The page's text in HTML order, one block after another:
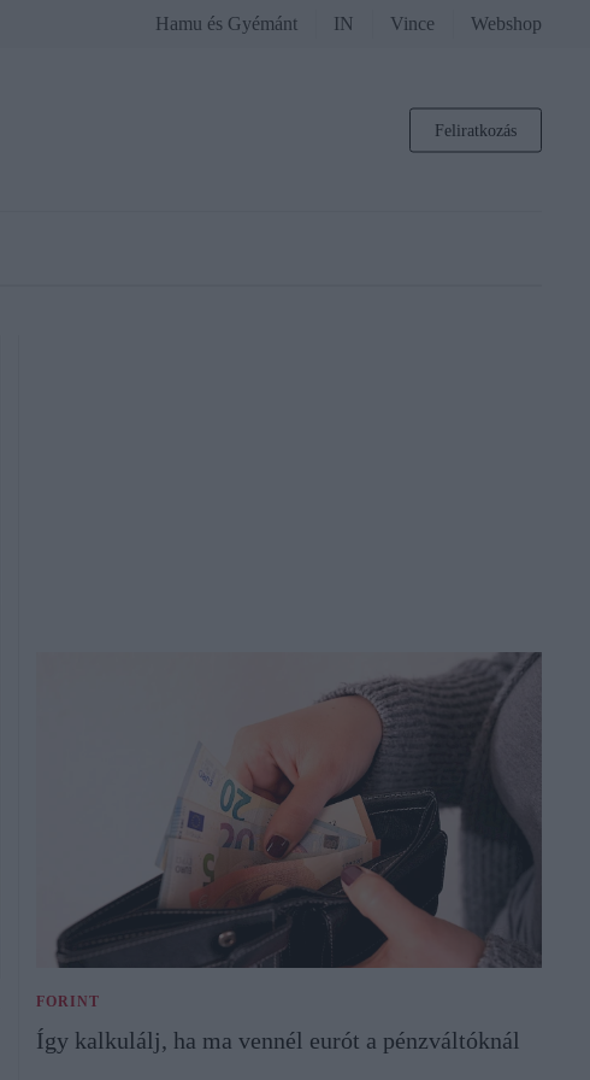
Hamu és Gyémánt IN Vince Webshop
Feliratkozás
FORINT
Így kalkulálj, ha ma vennél eurót a pénzváltóknál